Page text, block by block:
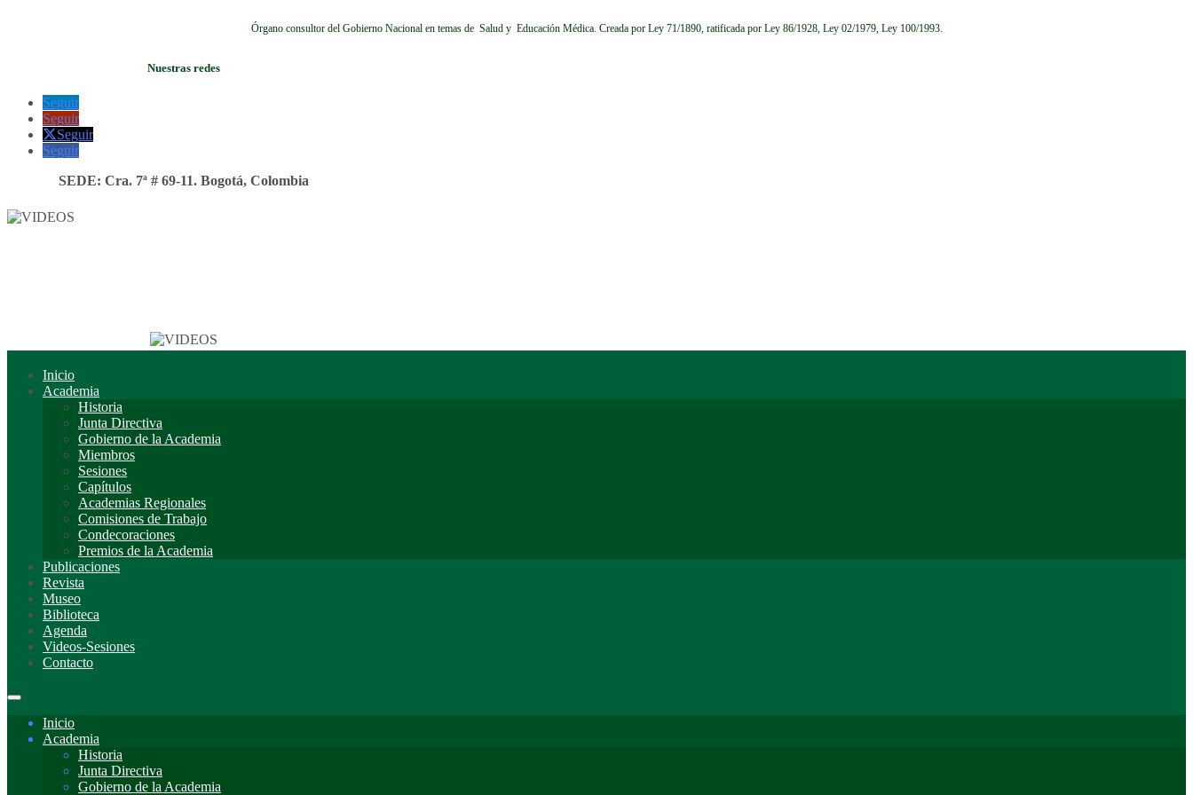
Órgano consultor del Gobierno Nacional en temas de Salud y Educación Médica. Creada por Ley 71/1890, ratificada por Ley 86/1928, Ley 02/1979, Ley 100/1993.
Nuestras redes
Seguir
Seguir
Seguir
Seguir
SEDE: Cra. 7ª # 69-11. Bogotá, Colombia
Inicio
Academia
Historia
Junta Directiva
Gobierno de la Academia
Miembros
Sesiones
Capítulos
Academias Regionales
Comisiones de Trabajo
Condecoraciones
Premios de la Academia
Publicaciones
Revista
Museo
Biblioteca
Agenda
Videos-Sesiones
Contacto
Inicio
Academia
Historia
Junta Directiva
Gobierno de la Academia